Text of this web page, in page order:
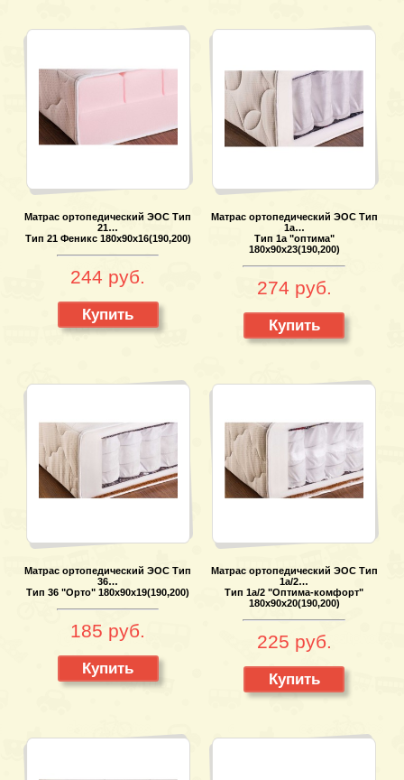
Матрас ортопедический ЭОС Тип
21…
Тип 21 Феникс 180х90х16(190,200)
244 руб.
Купить
Матрас ортопедический ЭОС Тип
1а…
Тип 1а "оптима"
180х90х23(190,200)
274 руб.
Купить
Матрас ортопедический ЭОС Тип
36…
Тип 36 "Орто" 180х90х19(190,200)
185 руб.
Купить
Матрас ортопедический ЭОС Тип
1а/2…
Тип 1а/2 "Оптима-комфорт"
180х90х20(190,200)
225 руб.
Купить